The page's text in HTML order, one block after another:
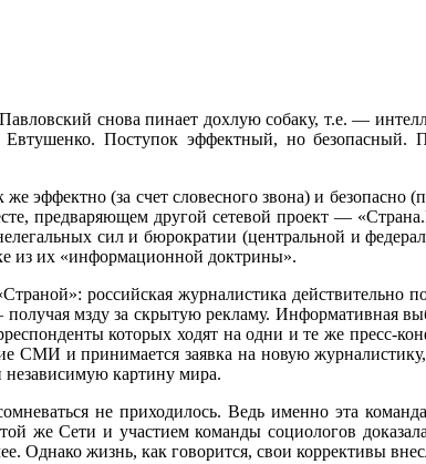
снова пинает дохлую собаку, т.е. —
Евтушенко. Поступок эффектный, но
эффектно (за счет словесного звона) и безопасно
предваряющем другой сетевой проект —
сил и бюрократии (центральной и
из их «информационной доктрины».
российская журналистика действительно
мзду за скрытую рекламу. Информативная
которых ходят на одни и те же пресс-
СМИ и принимается заявка на новую
картину мира.
не приходилось. Ведь именно эта
же Сети и участием команды социологов
Однако жизнь, как говорится, свои коррективы